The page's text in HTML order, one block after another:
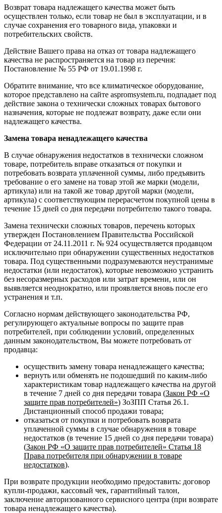
Возврат товара надлежащего качества может быть
осуществлен только, если товар не был в эксплуатации, и в
случае сохранения его товарного вида, упаковки и
потребительских свойств.
Действие Вашего права на отказ от товара надлежащего
качества не распространяется на товар из перечня:
Постановление № 55 РФ от 19.01.1998 г.
Обратите внимание, что все климатическое оборудование,
которое представлено на сайте aspromsystem.ru, подпадает под
действие закона о технически сложных товарах бытового
назначения, которые не подлежат возврату, даже если они
надлежащего качества.
Замена товара ненадлежащего качества
В случае обнаружения недостатков в технически сложном
товаре, потребитель вправе отказаться от покупки и
потребовать возврата уплаченной суммы, либо предъявить
требование о его замене на товар этой же марки (модели,
артикула) или на такой же товар другой марки (модели,
артикула) с соответствующим перерасчетом покупной цены в
течение 15 дней со дня передачи потребителю такого товара.
Замена технически сложных товаров, перечень которых
утвержден Постановлением Правительства Российской
Федерации от 24.11.2011 г. № 924 осуществляется продавцом
исключительно при обнаружении существенных недостатков
товара. Под существенными подразумеваются неустранимые
недостатки (или недостаток), которые невозможно устранить
без несоразмерных расходов или затрат времени, или он
выявляется неоднократно, или проявляется вновь после его
устранения и т.п.
Согласно нормам действующего законодательства РФ,
регулирующего актуальные вопросы по защите прав
потребителей, при соблюдении условий, определенных
данным законодательством, Вы можете потребовать от
продавца:
осуществить замену товара ненадлежащего качества;
вернуть или обменять не подошедший по каким-либо
характеристикам товар надлежащего качества на другой
в течение 7 дней со дня передачи товара (Закон РФ «О
защите прав потребителей») ЗоЗПП Статья 26.1.
Дистанционный способ продажи товара;
отказаться от покупки и потребовать возврата
уплаченной суммы в случае обнаружения в товаре
недостатков (в течение 15 дней со дня передачи товара)
(Закон РФ «О защите прав потребителей» Статья 18
Права потребителя при обнаружении в товаре
недостатков).
При возврате продукции необходимо предоставить: договор
купли-продажи, кассовый чек, гарантийный талон,
заключение авторизованного сервисного центра (при возврате
товара ненадлежащего качества).